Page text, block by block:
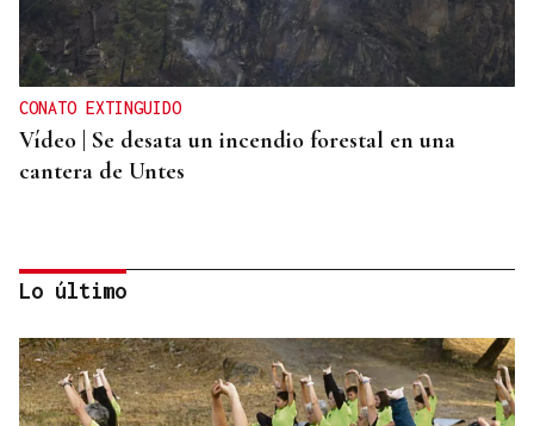
CONATO EXTINGUIDO
Vídeo | Se desata un incendio forestal en una
cantera de Untes
Lo último